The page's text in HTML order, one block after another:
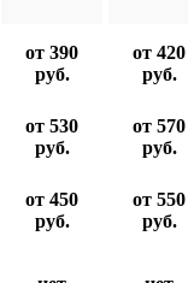
от 390
руб.
от 420
руб.
от 530
руб.
от 570
руб.
от 450
руб.
от 550
руб.